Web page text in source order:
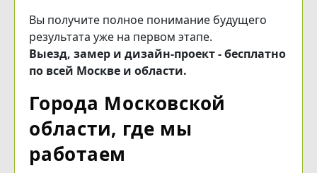
Вы получите полное понимание будущего
результата уже на первом этапе.
Выезд, замер и дизайн-проект - бесплатно
по всей Москве и области.
Города Московской
области, где мы
работаем